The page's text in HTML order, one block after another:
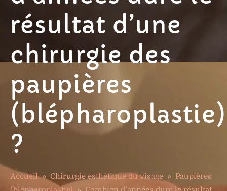
résultat d’une
chirurgie des
paupières
(blépharoplastie)
?
Accueil» Chirurgie esthétique du visage » Paupières